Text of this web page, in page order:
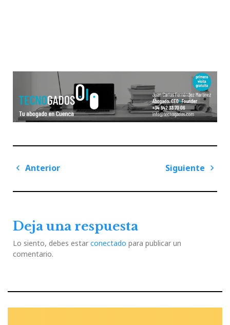
Navegación
entradas
Anterior
Siguiente
Deja una respuesta
Lo siento, debes estar conectado para publicar un
comentario.